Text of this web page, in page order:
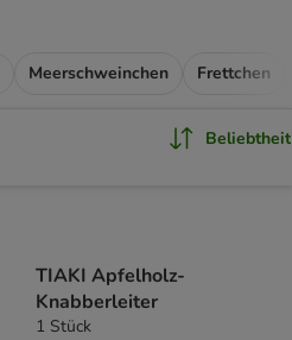
Meerschweinchen Frettchen
Beliebtheit
TIAKI Apfelholz-
Knabberleiter
1 Stück